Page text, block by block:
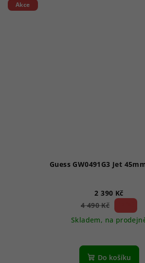
Akce
Guess GW0491G3 Jet
2 390 Kč
4 490 Kč
Skladem, na
Do košíku